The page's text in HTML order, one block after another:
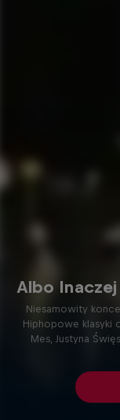
Albo
Niesamowity
Hiphopowe klasyki
Mes, Justyna